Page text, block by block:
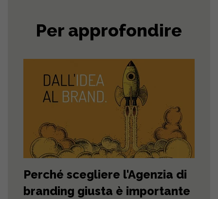
Per approfondire
Perché scegliere l'Agenzia di
branding giusta è importante